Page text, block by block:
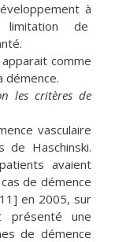
à
de
comme
démence.
les critères de
vasculaire
Haschinski.
avaient
de démence
en 2005, sur
présenté une
de démence